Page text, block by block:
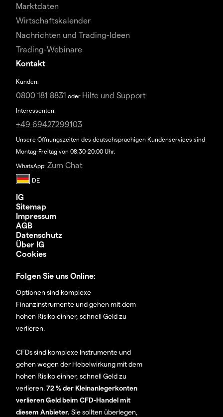
Marktdaten
Wirtschaftskalender
Nachrichten und Trading-Ideen
Trading-Webinare
Kontakt
Kunden:
0800 181 8831 oder Hilfe und Support
Interessenten:
+49 69427299103
Unsere Öffnungszeiten des deutschsprachigen Kundenservices sind
Montag-Freitag von 08:30-20:00 Uhr.
WhatsApp: Zum Chat
IG
Sitemap
Impressum
AGB
Datenschutz
Über IG
Cookies
Folgen Sie uns Online:
Optionen sind komplexe
Finanzinstrumente und gehen mit dem
hohen Risiko einher, schnell Geld zu
verlieren.
CFDs sind komplexe Instrumente und
gehen wegen der Hebelwirkung mit dem
hohen Risiko einher, schnell Geld zu
verlieren.72 % der Kleinanlegerkonten
verlieren Geld beim CFD-Handel mit
diesem Anbieter. Sie sollten überlegen,